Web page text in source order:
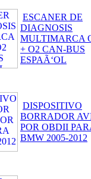
ESCANER DE
DIAGNOSIS
MULTIMARCA
+ O2 CAN-BUS
ESPAÃ‘OL
DISPOSITIVO
BORRADOR
POR OBDII
BMW 2005-2012